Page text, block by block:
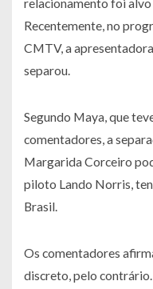
relacionamento foi
Recentemente, no
CMTV, a
separou.
Segundo Maya, que
comentadores, a
Margarida Corceiro
piloto Lando Norris,
Brasil.
Os comentadores
discreto, pelo